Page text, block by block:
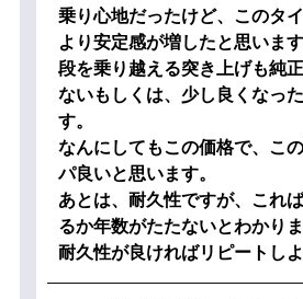
乗り心地だったけど、このタ
より安定感が増したと思います
段を乗り越える突き上げも純
ないもしくは、少し良くなっ
す。
なんにしてもこの価格で、こ
パ良いと思います。
あとは、耐久性ですが、これ
るか年数がたたないとわかりま
耐久性が良ければリピートし